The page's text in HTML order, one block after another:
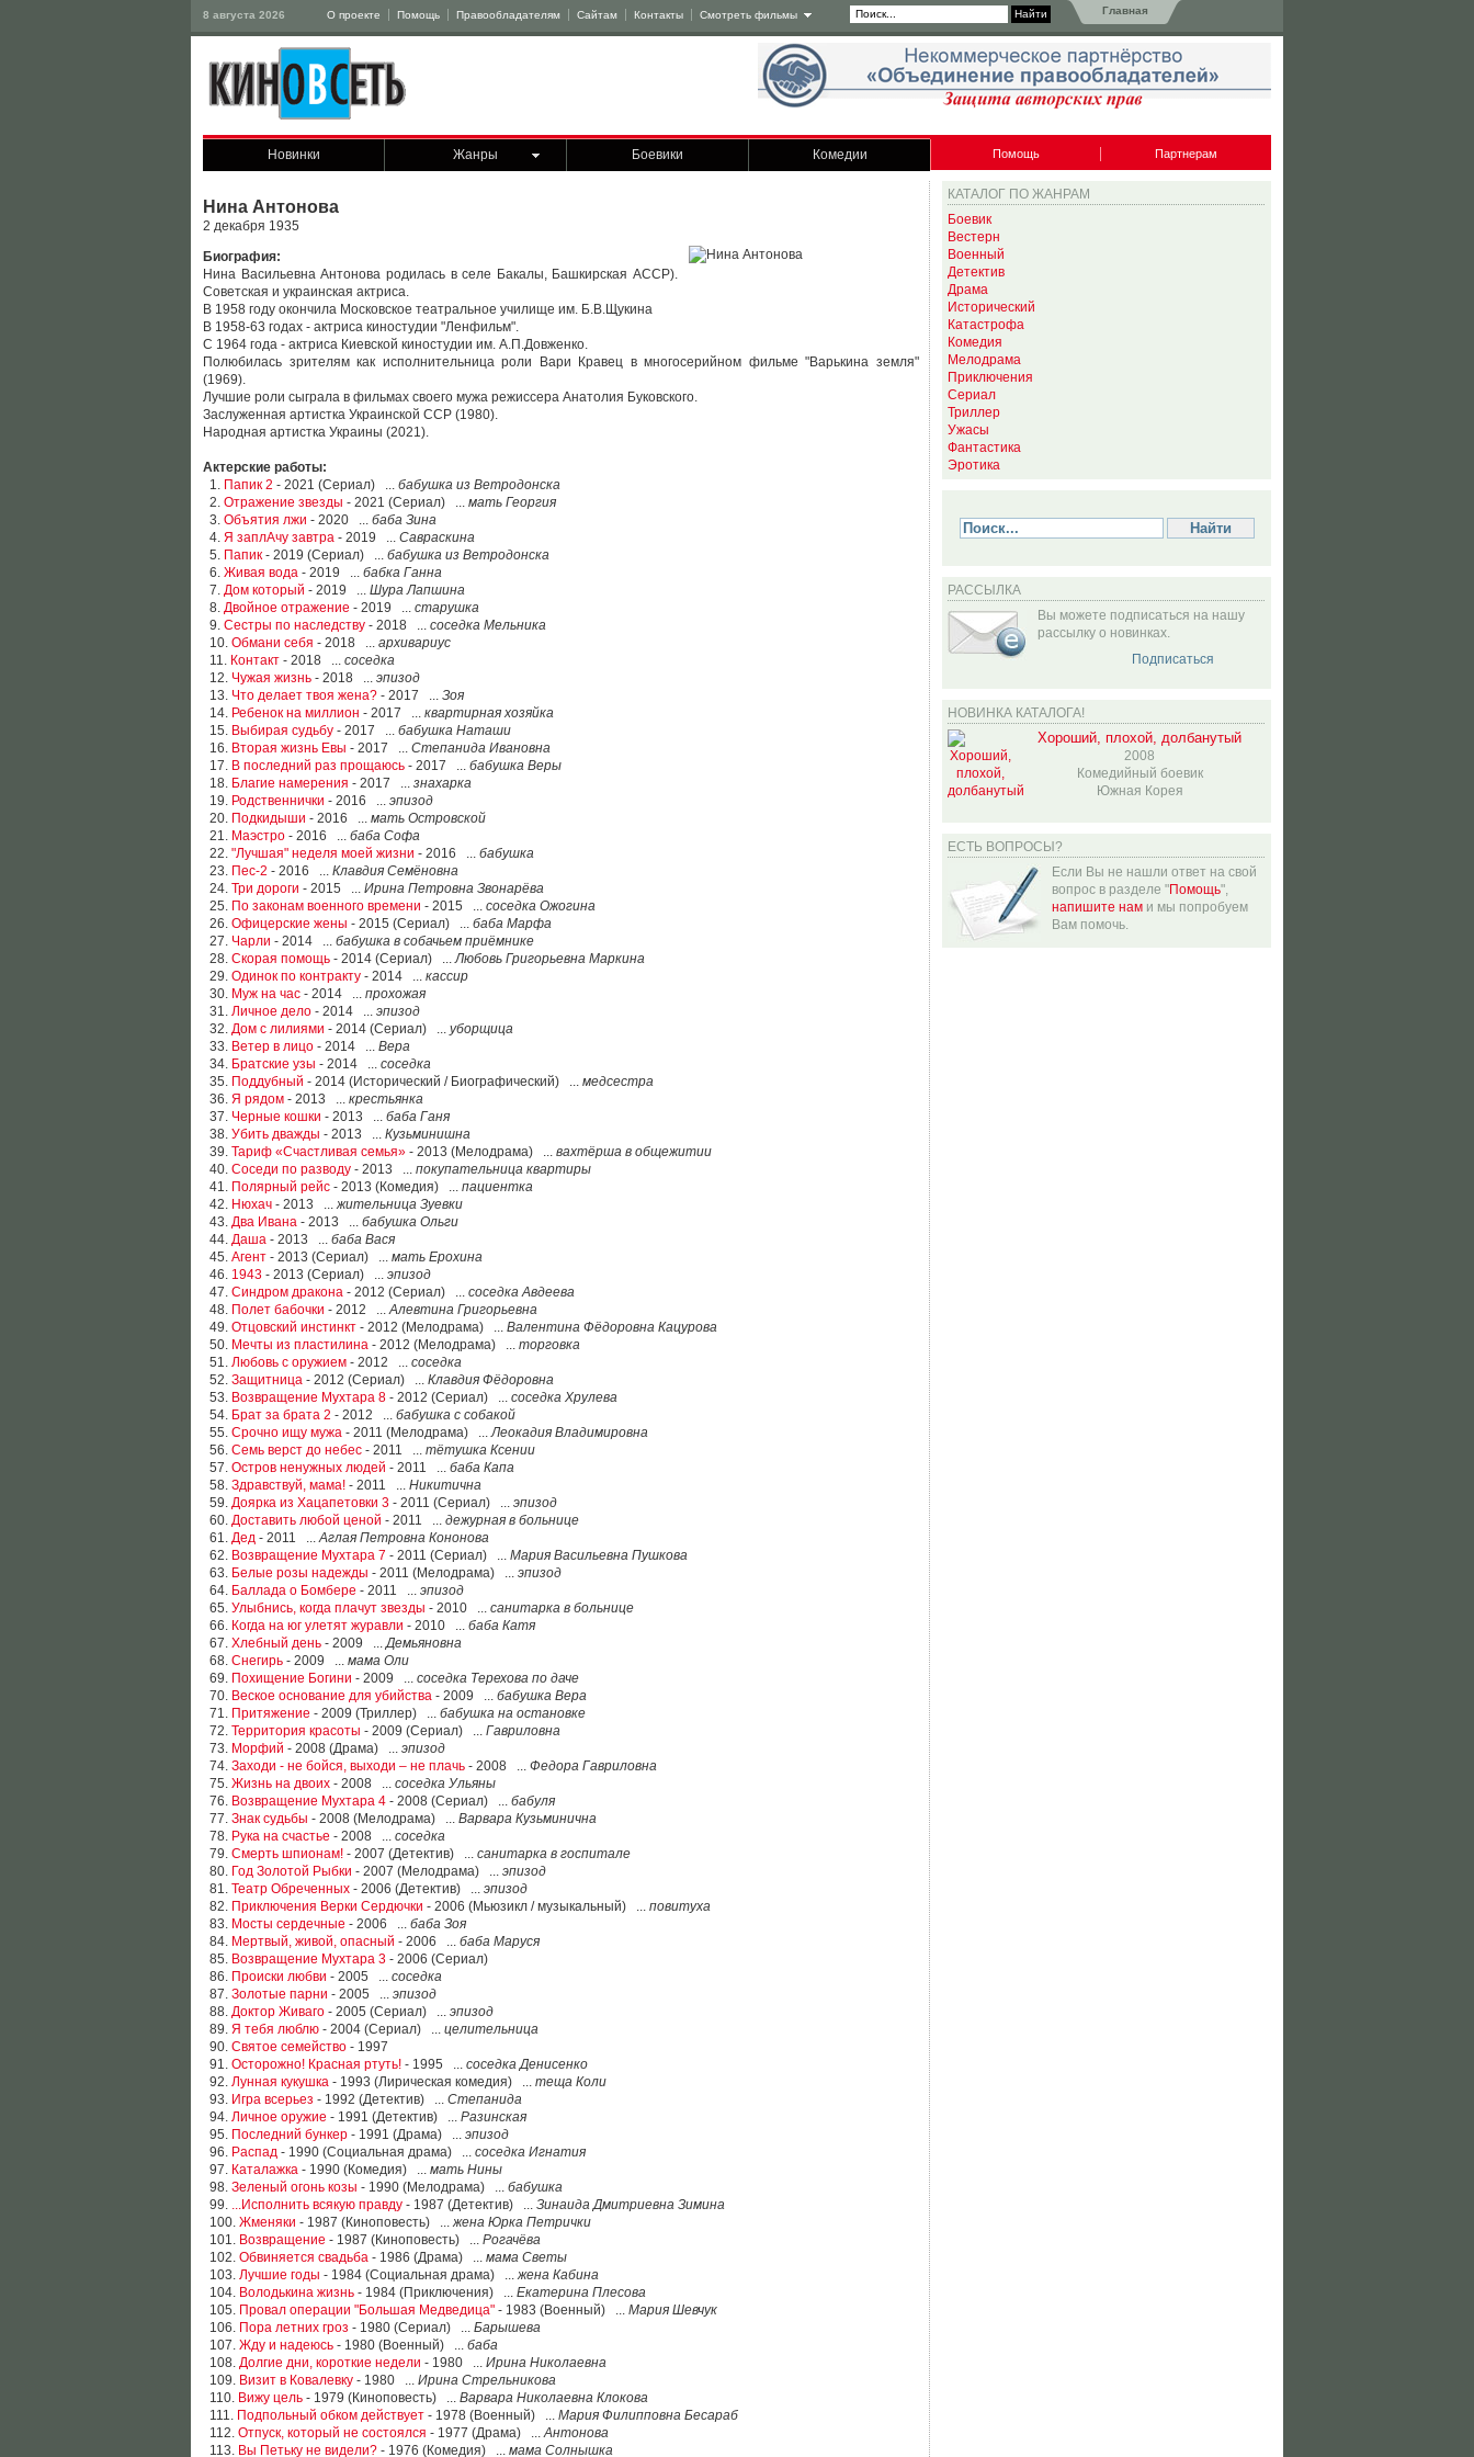
8 августа 2026 О проекте Помощь Правообладателям Сайтам Контакты Смотреть фильмы Главная
Новинки Жанры Боевики Комедии Помощь Партнерам
Нина Антонова
2 декабря 1935
Биография:
Нина Васильевна Антонова родилась в селе Бакалы, Башкирская АССР).
Советская и украинская актриса.
В 1958 году окончила Московское театральное училище им. Б.В.Щукина
В 1958-63 годах - актриса киностудии "Ленфильм".
С 1964 года - актриса Киевской киностудии им. А.П.Довженко.
Полюбилась зрителям как исполнительница роли Вари Кравец в многосерийном фильме "Варькина земля"
(1969).
Лучшие роли сыграла в фильмах своего мужа режиссера Анатолия Буковского.
Заслуженная артистка Украинской ССР (1980).
Народная артистка Украины (2021).
Актерские работы:
1. Папик 2 - 2021 (Сериал) ... бабушка из Ветродонска
2. Отражение звезды - 2021 (Сериал) ... мать Георгия
3. Объятия лжи - 2020 ... баба Зина
4. Я заплАчу завтра - 2019 ... Савраскина
5. Папик - 2019 (Сериал) ... бабушка из Ветродонска
6. Живая вода - 2019 ... бабка Ганна
7. Дом который - 2019 ... Шура Лапшина
8. Двойное отражение - 2019 ... старушка
9. Сестры по наследству - 2018 ... соседка Мельника
10. Обмани себя - 2018 ... архивариус
11. Контакт - 2018 ... соседка
12. Чужая жизнь - 2018 ... эпизод
13. Что делает твоя жена? - 2017 ... Зоя
14. Ребенок на миллион - 2017 ... квартирная хозяйка
15. Выбирая судьбу - 2017 ... бабушка Наташи
16. Вторая жизнь Евы - 2017 ... Степанида Ивановна
17. В последний раз прощаюсь - 2017 ... бабушка Веры
18. Благие намерения - 2017 ... знахарка
19. Родственнички - 2016 ... эпизод
20. Подкидыши - 2016 ... мать Островской
21. Маэстро - 2016 ... баба Софа
22. "Лучшая" неделя моей жизни - 2016 ... бабушка
23. Пес-2 - 2016 ... Клавдия Семёновна
24. Три дороги - 2015 ... Ирина Петровна Звонарёва
25. По законам военного времени - 2015 ... соседка Ожогина
26. Офицерские жены - 2015 (Сериал) ... баба Марфа
27. Чарли - 2014 ... бабушка в собачьем приёмнике
28. Скорая помощь - 2014 (Сериал) ...Любовь Григорьевна Маркина
29. Одинок по контракту - 2014 ... кассир
30. Муж на час - 2014 ... прохожая
31. Личное дело - 2014 ... эпизод
32. Дом с лилиями - 2014 (Сериал) ... уборщица
33. Ветер в лицо - 2014 ... Вера
34. Братские узы - 2014 ... соседка
35. Поддубный - 2014 (Исторический / Биографический) ... медсестра
36. Я рядом - 2013 ... крестьянка
37. Черные кошки - 2013 ... баба Ганя
38. Убить дважды - 2013 ... Кузьминишна
39. Тариф «Счастливая семья» - 2013 (Мелодрама) ... вахтёрша в общежитии
40. Соседи по разводу - 2013 ... покупательница квартиры
41. Полярный рейс - 2013 (Комедия) ... пациентка
42. Нюхач - 2013 ...жительница Зуевки
43. Два Ивана - 2013 ... бабушка Ольги
44. Даша - 2013 ... баба Вася
45. Агент - 2013 (Сериал) ... мать Ерохина
46. 1943 - 2013 (Сериал) ... эпизод
47. Синдром дракона - 2012 (Сериал) ... соседка Авдеева
48. Полет бабочки - 2012 ...Алевтина Григорьевна
49. Отцовский инстинкт - 2012 (Мелодрама) ... Валентина Фёдоровна Кацурова
50. Мечты из пластилина - 2012 (Мелодрама) ... торговка
51. Любовь с оружием - 2012 ... соседка
52. Защитница - 2012 (Сериал) ... Клавдия Фёдоровна
53. Возвращение Мухтара 8 - 2012 (Сериал) ... соседка Хрулева
54. Брат за брата 2 - 2012 ... бабушка с собакой
55. Срочно ищу мужа - 2011 (Мелодрама) ...Леокадия Владимировна
56. Семь верст до небес - 2011 ... тётушка Ксении
57. Остров ненужных людей - 2011 ... баба Капа
58. Здравствуй, мама! - 2011 ... Никитична
59. Доярка из Хацапетовки 3 - 2011 (Сериал) ... эпизод
60. Доставить любой ценой - 2011 ... дежурная в больнице
61. Дед - 2011 ...Аглая Петровна Кононова
62. Возвращение Мухтара 7 - 2011 (Сериал) ... Мария Васильевна Пушкова
63. Белые розы надежды - 2011 (Мелодрама) ... эпизод
64. Баллада о Бомбере - 2011 ... эпизод
65. Улыбнись, когда плачут звезды - 2010 ... санитарка в больнице
66. Когда на юг улетят журавли - 2010 ... баба Катя
67. Хлебный день - 2009 ...Демьяновна
68. Снегирь - 2009 ... мама Оли
69. Похищение Богини - 2009 ... соседка Терехова по даче
70. Веское основание для убийства - 2009 ... бабушка Вера
71. Притяжение - 2009 (Триллер) ... бабушка на остановке
72. Территория красоты - 2009 (Сериал) ... Гавриловна
73. Морфий - 2008 (Драма) ... эпизод
74. Заходи - не бойся, выходи – не плачь - 2008 ... Федора Гавриловна
75. Жизнь на двоих - 2008 ... соседка Ульяны
76. Возвращение Мухтара 4 - 2008 (Сериал) ... бабуля
77. Знак судьбы - 2008 (Мелодрама) ... Варвара Кузьминична
78. Рука на счастье - 2008 ... соседка
79. Смерть шпионам! - 2007 (Детектив) ... санитарка в госпитале
80. Год Золотой Рыбки - 2007 (Мелодрама) ... эпизод
81. Театр Обреченных - 2006 (Детектив) ... эпизод
82. Приключения Верки Сердючки - 2006 (Мьюзикл / музыкальный) ... повитуха
83. Мосты сердечные - 2006 ... баба Зоя
84. Мертвый, живой, опасный - 2006 ... баба Маруся
85. Возвращение Мухтара 3 - 2006 (Сериал)
86. Происки любви - 2005 ... соседка
87. Золотые парни - 2005 ... эпизод
88. Доктор Живаго - 2005 (Сериал) ... эпизод
89. Я тебя люблю - 2004 (Сериал) ... целительница
90. Святое семейство - 1997
91. Осторожно! Красная ртуть! - 1995 ... соседка Денисенко
92. Лунная кукушка - 1993 (Лирическая комедия) ... теща Коли
93. Игра всерьез - 1992 (Детектив) ... Степанида
94. Личное оружие - 1991 (Детектив) ... Разинская
95. Последний бункер - 1991 (Драма) ... эпизод
96. Распад - 1990 (Социальная драма) ... соседка Игнатия
97. Каталажка - 1990 (Комедия) ... мать Нины
98. Зеленый огонь козы - 1990 (Мелодрама) ... бабушка
99. ...Исполнить всякую правду - 1987 (Детектив) ... Зинаида Дмитриевна Зимина
100. Жменяки - 1987 (Киноповесть) ...жена Юрка Петрички
101. Возвращение - 1987 (Киноповесть) ... Рогачёва
102. Обвиняется свадьба - 1986 (Драма) ... мама Светы
103. Лучшие годы - 1984 (Социальная драма) ...жена Кабина
104. Володькина жизнь - 1984 (Приключения) ... Екатерина Плесова
105. Провал операции "Большая Медведица" - 1983 (Военный) ... Мария Шевчук
106. Пора летних гроз - 1980 (Сериал) ... Барышева
107. Жду и надеюсь - 1980 (Военный) ... баба
108. Долгие дни, короткие недели - 1980 ... Ирина Николаевна
109. Визит в Ковалевку - 1980 ... Ирина Стрельникова
110. Вижу цель - 1979 (Киноповесть) ... Варвара Николаевна Клокова
111. Подпольный обком действует - 1978 (Военный) ... Мария Филипповна Бесараб
112. Отпуск, который не состоялся - 1977 (Драма) ...Антонова
113. Вы Петьку не видели? - 1976 (Комедия) ... мама Солнышка
КАТАЛОГ ПО ЖАНРАМ
Боевик
Вестерн
Военный
Детектив
Драма
Исторический
Катастрофа
Комедия
Мелодрама
Приключения
Сериал
Триллер
Ужасы
Фантастика
Эротика
РАССЫЛКА
Вы можете подписаться на нашу
рассылку о новинках.
Подписаться
НОВИНКА КАТАЛОГА!
Хороший, плохой, долбанутый
2008
Комедийный боевик
Южная Корея
ЕСТЬ ВОПРОСЫ?
Если Вы не нашли ответ на свой
вопрос в разделе "Помощь",
напишите нам и мы попробуем
Вам помочь.